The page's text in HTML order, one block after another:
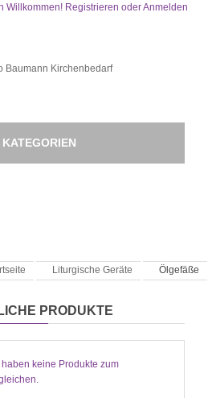
Willkommen! Registrieren oderAnmelden
KATEGORIEN
Liturgische Geräte Ölgefäße
PRODUKTE
keine Produkte zum